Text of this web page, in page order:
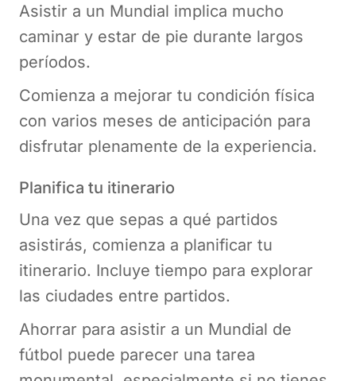
Asistir a un Mundial implica mucho
caminar y estar de pie durante largos
períodos.
Comienza a mejorar tu condición física
con varios meses de anticipación para
disfrutar plenamente de la experiencia.
Planifica tu itinerario
Una vez que sepas a qué partidos
asistirás, comienza a planificar tu
itinerario. Incluye tiempo para explorar
las ciudades entre partidos.
Ahorrar para asistir a un Mundial de
fútbol puede parecer una tarea